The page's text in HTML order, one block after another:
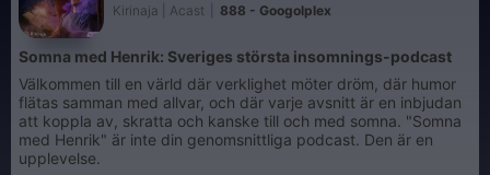
Kirinaja | Acast 888 - Googolplex
Somna med Henrik: Sveriges största insomnings-podcast
Välkommen till en värld där verklighet möter dröm, där humor
flätas samman med allvar, och där varje avsnitt är en inbjudan
att koppla av, skratta och kanske till och med somna. "Somna
med Henrik" är inte din genomsnittliga podcast. Den är en
upplevelse.